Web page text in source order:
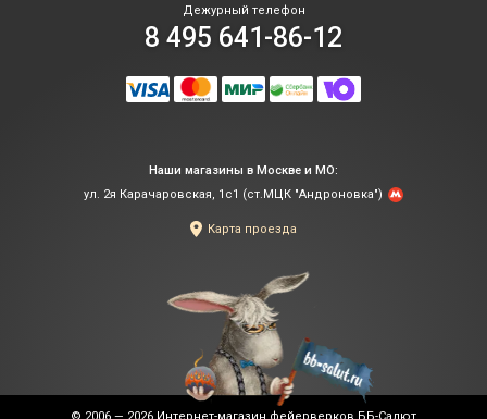
Дежурный телефон
8 495 641-86-12
Наши магазины в Москве и МО:
ул. 2я Карачаровская, 1с1 (ст.МЦК "Андроновка")
Карта проезда